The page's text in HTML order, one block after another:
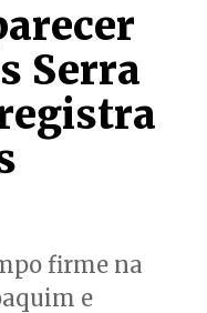
Serra
firme na
e